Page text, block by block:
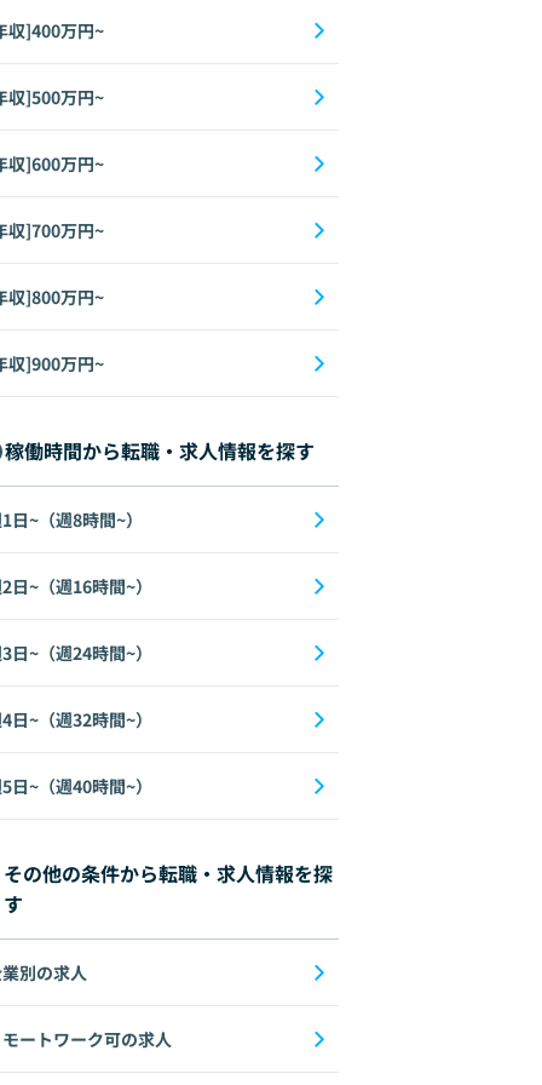
収]400万円~
収]500万円~
収]600万円~
収]700万円~
収]800万円~
収]900万円~
稼働時間から転職・求人情報を探す
日~（週8時間~）
日~（週16時間~）
日~（週24時間~）
日~（週32時間~）
日~（週40時間~）
その他の条件から転職・求人情報を探
す
別の求人
モートワーク可の求人